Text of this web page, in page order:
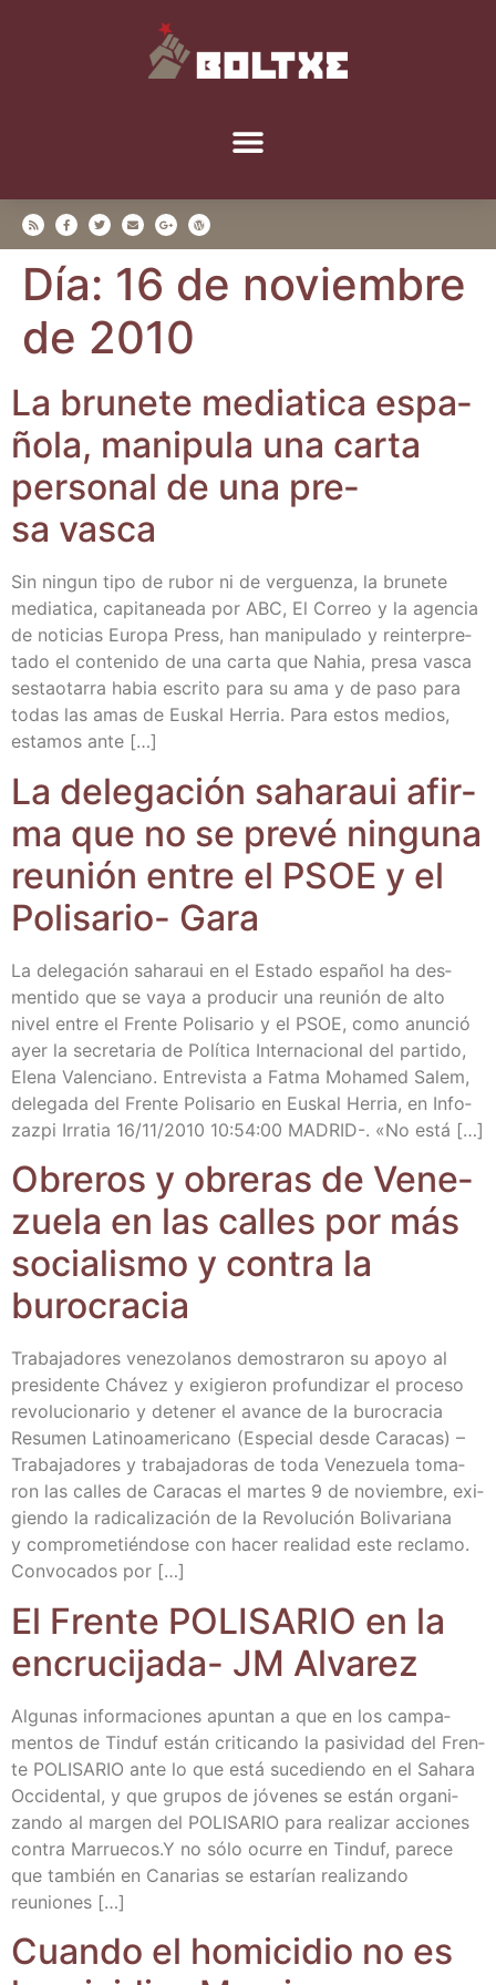
Día: 16 de noviembre
de 2010
La bru­ne­te media­ti­ca espa­
ño­la, mani­pu­la una car­ta
per­so­nal de una pre­
sa vasca
Sin nin­gun tipo de rubor ni de ver­guen­za, la bru­ne­te
media­ti­ca, capi­ta­nea­da por ABC, El Correo y la agen­cia
de noti­cias Euro­pa Press, han mani­pu­la­do y rein­ter­pre­
ta­do el con­te­ni­do de una car­ta que Nahia, pre­sa vas­ca
ses­tao­ta­rra habia escri­to para su ama y de paso para
todas las amas de Eus­kal Herria. Para estos medios,
esta­mos ante […]
La dele­ga­ción saha­raui afir­
ma que no se pre­vé nin­gu­na
reu­nión entre el PSOE y el
Poli­sa­rio- Gara
La dele­ga­ción saha­raui en el Esta­do espa­ñol ha des­
men­ti­do que se vaya a pro­du­cir una reu­nión de alto
nivel entre el Fren­te Poli­sa­rio y el PSOE, como anun­ció
ayer la secre­ta­ria de Polí­ti­ca Inter­na­cio­nal del par­ti­do,
Ele­na Valen­ciano. Entre­vis­ta a Fat­ma Moha­med Salem,
dele­ga­da del Fren­te Poli­sa­rio en Eus­kal Herria, en Info­
zaz­pi Irra­tia 16/​11/​2010 10:54:00 MADRID-. «No está […]
Obre­ros y obre­ras de Vene­
zue­la en las calles por más
socia­lis­mo y con­tra la
burocracia
Tra­ba­ja­do­res vene­zo­la­nos demos­tra­ron su apo­yo al
pre­si­den­te Chá­vez y exi­gie­ron pro­fun­di­zar el pro­ce­so
revo­lu­cio­na­rio y dete­ner el avan­ce de la buro­cra­cia
Resu­men Lati­no­ame­ri­cano (Espe­cial des­de Cara­cas) –
Tra­ba­ja­do­res y tra­ba­ja­do­ras de toda Vene­zue­la toma­
ron las calles de Cara­cas el mar­tes 9 de noviem­bre, exi­
gien­do la radi­ca­li­za­ción de la Revo­lu­ción Boli­va­ria­na
y com­pro­me­tién­do­se con hacer reali­dad este recla­mo.
Con­vo­ca­dos por […]
El Fren­te POLISARIO en la
encru­ci­ja­da- JM Alvarez
Algu­nas infor­ma­cio­nes apun­tan a que en los cam­pa­
men­tos de Tin­duf están cri­ti­can­do la pasi­vi­dad del Fren­
te POLISARIO ante lo que está suce­dien­do en el Saha­ra
Occi­den­tal, y que gru­pos de jóve­nes se están orga­ni­
zan­do al mar­gen del POLISARIO para rea­li­zar accio­nes
con­tra Marruecos.Y no sólo ocu­rre en Tin­duf, pare­ce
que tam­bién en Cana­rias se esta­rían rea­li­zan­do
reuniones […]
Cuan­do el homi­ci­dio no es